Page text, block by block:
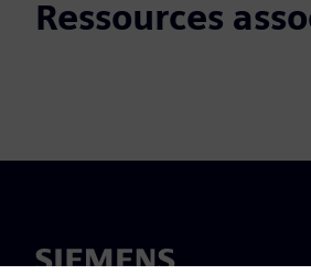
Ressources